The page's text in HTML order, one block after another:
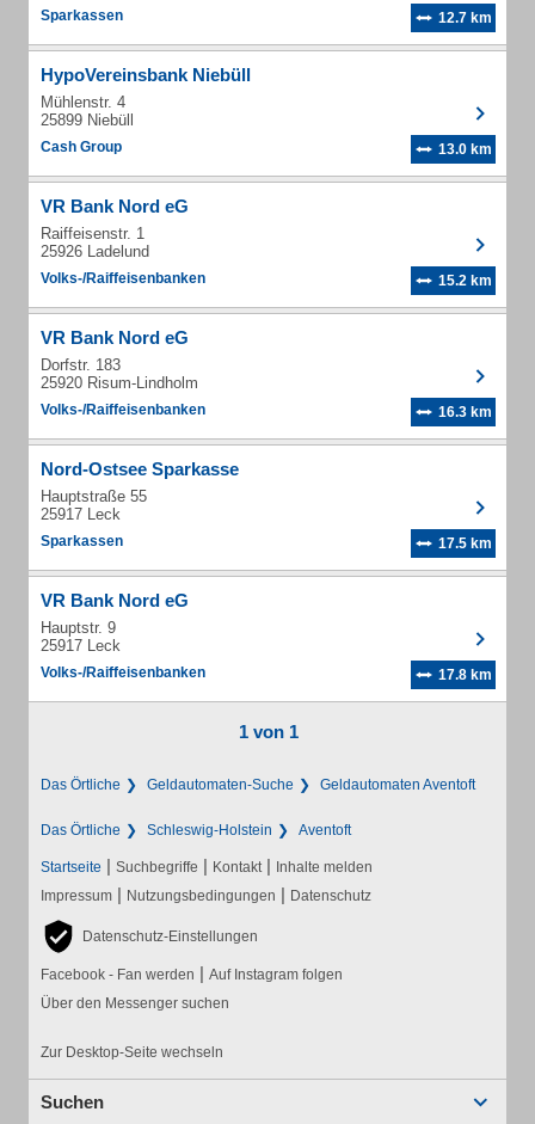
Sparkassen 12.7 km
HypoVereinsbank Niebüll
Mühlenstr. 4
25899 Niebüll
Cash Group 13.0 km
VR Bank Nord eG
Raiffeisenstr. 1
25926 Ladelund
Volks-/Raiffeisenbanken 15.2 km
VR Bank Nord eG
Dorfstr. 183
25920 Risum-Lindholm
Volks-/Raiffeisenbanken 16.3 km
Nord-Ostsee Sparkasse
Hauptstraße 55
25917 Leck
Sparkassen 17.5 km
VR Bank Nord eG
Hauptstr. 9
25917 Leck
Volks-/Raiffeisenbanken 17.8 km
1 von 1
Das Örtliche Geldautomaten-Suche Geldautomaten Aventoft
Das Örtliche Schleswig-Holstein Aventoft
Startseite | Suchbegriffe | Kontakt | Inhalte melden
Impressum | Nutzungsbedingungen | Datenschutz
Datenschutz-Einstellungen
Facebook - Fan werden | Auf Instagram folgen
Über den Messenger suchen
Zur Desktop-Seite wechseln
Suchen